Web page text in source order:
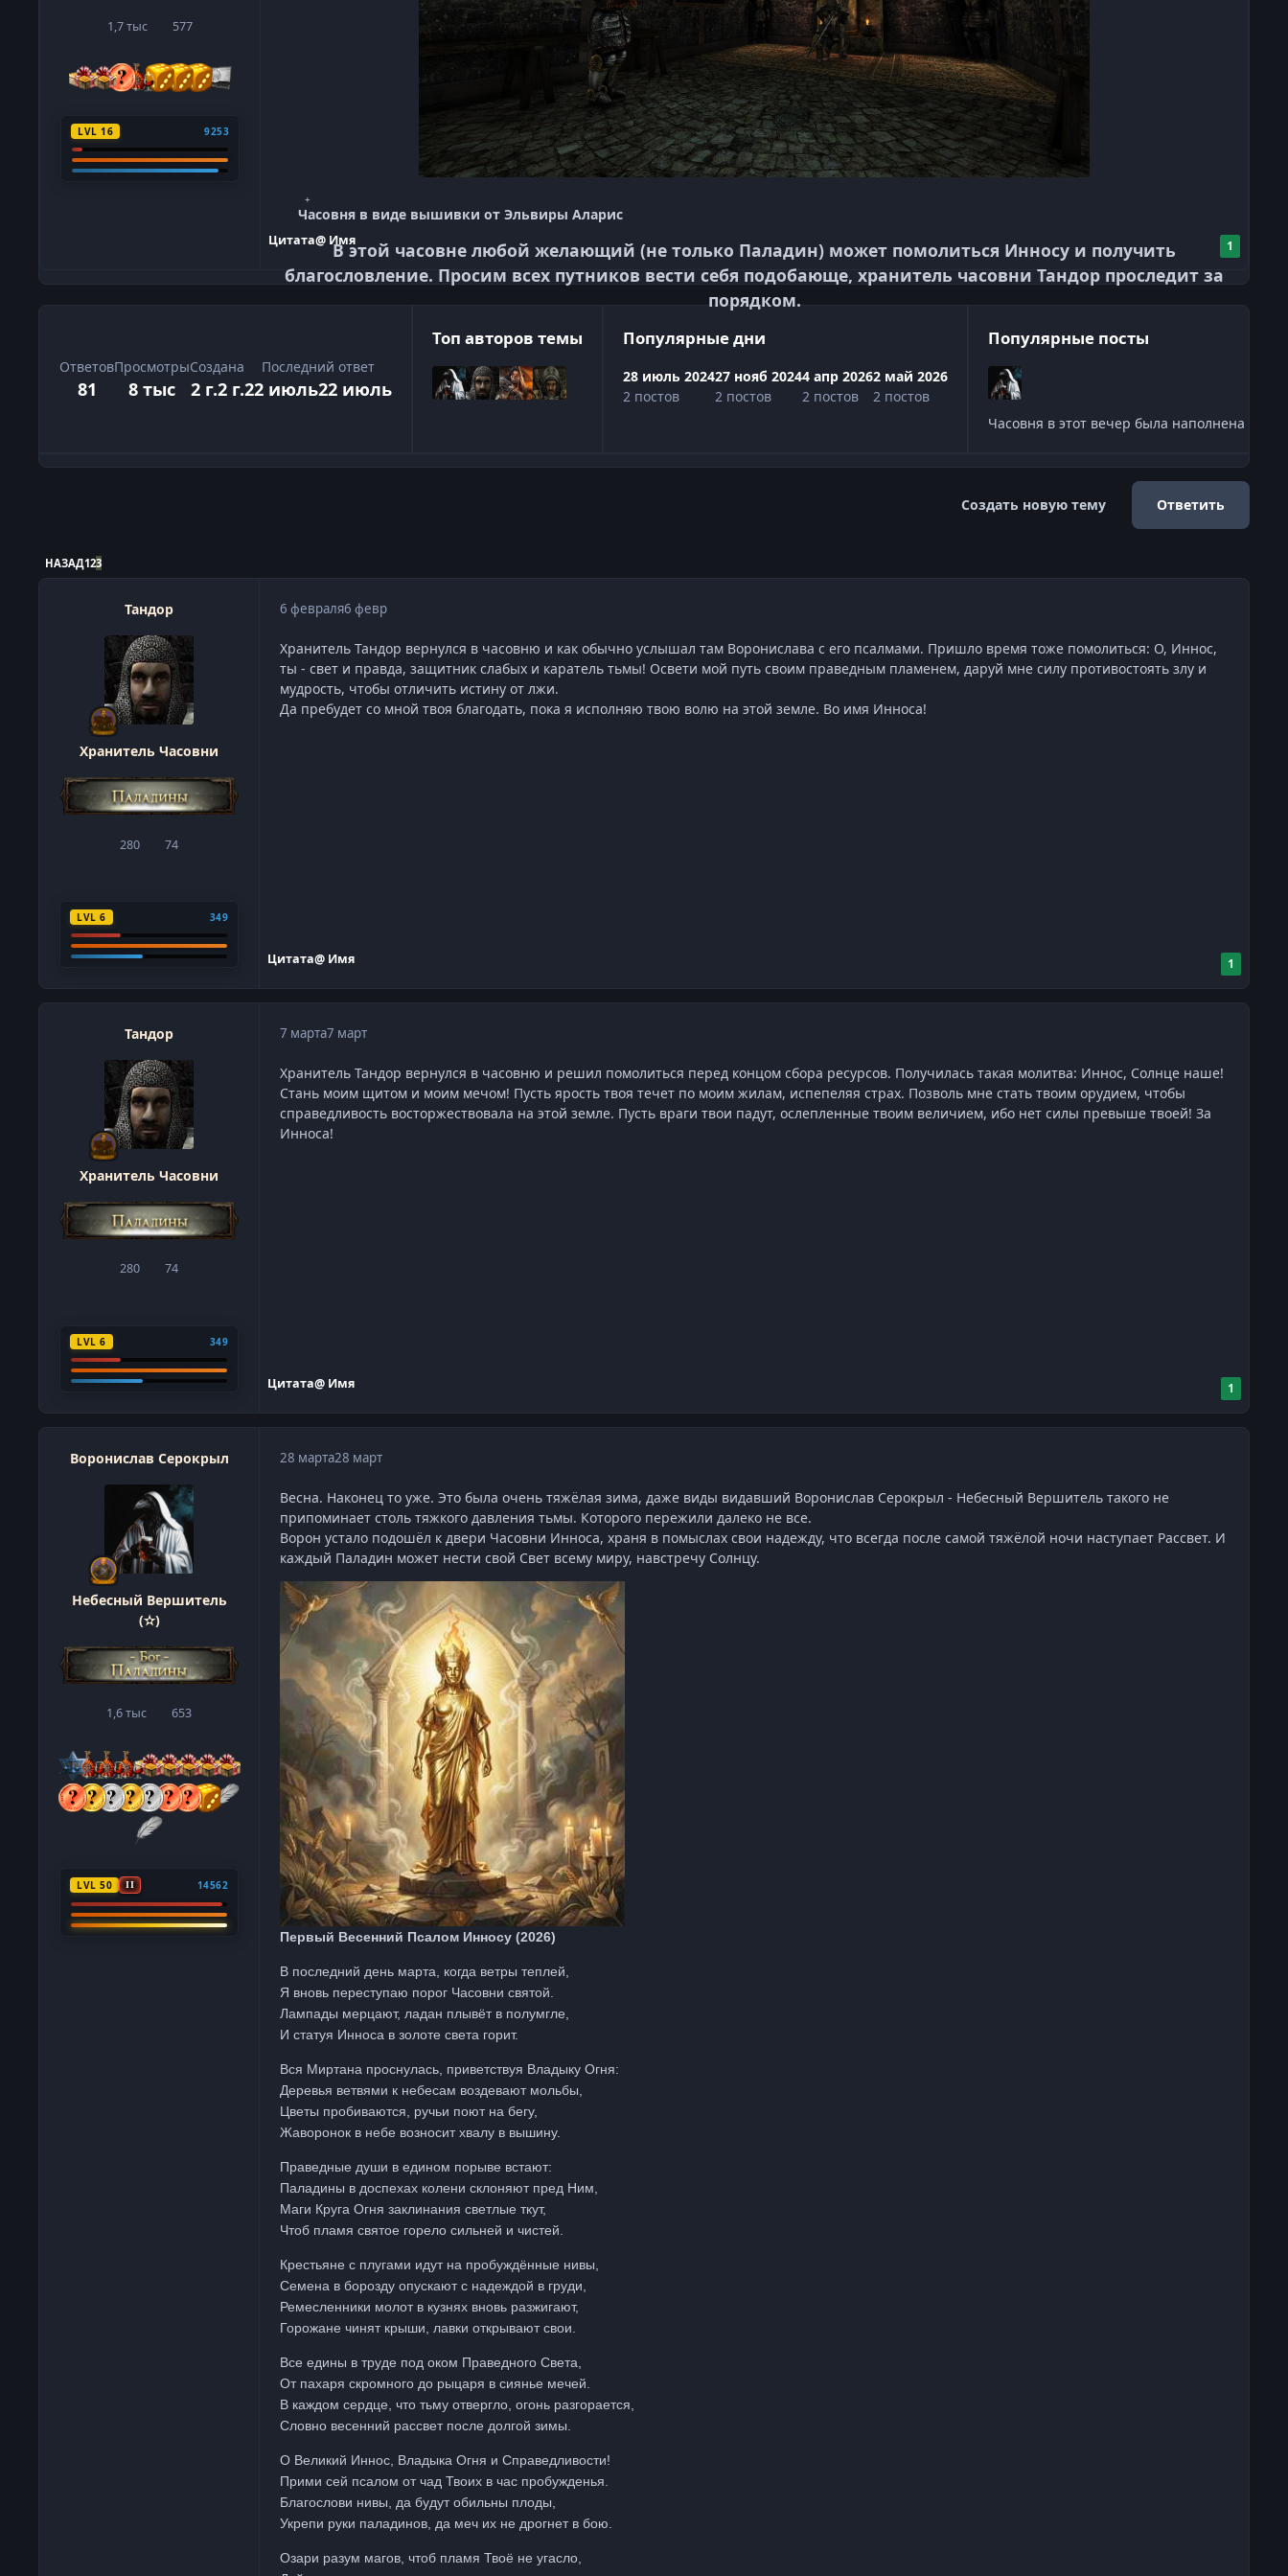
1,7 тыссообщения
577Репутация
LVL 16 9253
Часовня в виде вышивки от Эльвиры Аларис
В этой часовне любой желающий (не только Паладин) может помолиться Инносу и получить
благословление. Просим всех путников вести себя подобающе, хранитель часовни Тандор проследит за
порядком.
Цитата@ Имя 1
Ответов
81
Просмотры
8 тыс
Создана
2 г.2 г.
Последний ответ
22 июль22 июль
Топ авторов темы Популярные дни
28 июль 2024
2 постов
27 нояб 2024
2 постов
4 апр 2026
2 постов
2 май 2026
2 постов
Популярные посты
Часовня в этот вечер была наполнена
Развернуть обзор темы
Создать новую тему
Ответить
НАЗАД123
Тандор
Хранитель Часовни
280сообщения
74Репутация
LVL 6 349
6 февраля6 февр
Хранитель Тандор вернулся в часовню и как обычно услышал там Воронислава с его псалмами. Пришло время тоже помолиться: О, Иннос,
ты - свет и правда, защитник слабых и каратель тьмы! Освети мой путь своим праведным пламенем, даруй мне силу противостоять злу и
мудрость, чтобы отличить истину от лжи.
Да пребудет со мной твоя благодать, пока я исполняю твою волю на этой земле. Во имя Инноса!
Цитата@ Имя 1
Тандор
Хранитель Часовни
280сообщения
74Репутация
LVL 6 349
7 марта7 март
Хранитель Тандор вернулся в часовню и решил помолиться перед концом сбора ресурсов. Получилась такая молитва: Иннос, Солнце наше!
Стань моим щитом и моим мечом! Пусть ярость твоя течет по моим жилам, испепеляя страх. Позволь мне стать твоим орудием, чтобы
справедливость восторжествовала на этой земле. Пусть враги твои падут, ослепленные твоим величием, ибо нет силы превыше твоей! За
Инноса!
Цитата@ Имя 1
Воронислав Серокрыл
Небесный Вершитель
(✫)
1,6 тыссообщения
653Репутация
LVL 50 II 14562
28 марта28 март
Весна. Наконец то уже. Это была очень тяжёлая зима, даже виды видавший Воронислав Серокрыл - Небесный Вершитель такого не
припоминает столь тяжкого давления тьмы. Которого пережили далеко не все.
Ворон устало подошёл к двери Часовни Инноса, храня в помыслах свои надежду, что всегда после самой тяжёлой ночи наступает Рассвет. И
каждый Паладин может нести свой Свет всему миру, навстречу Солнцу.
Первый Весенний Псалом Инносу (2026)
В последний день марта, когда ветры теплей,
Я вновь переступаю порог Часовни святой.
Лампады мерцают, ладан плывёт в полумгле,
И статуя Инноса в золоте света горит.
Вся Миртана проснулась, приветствуя Владыку Огня:
Деревья ветвями к небесам воздевают мольбы,
Цветы пробиваются, ручьи поют на бегу,
Жаворонок в небе возносит хвалу в вышину.
Праведные души в едином порыве встают:
Паладины в доспехах колени склоняют пред Ним,
Маги Круга Огня заклинания светлые ткут,
Чтоб пламя святое горело сильней и чистей.
Крестьяне с плугами идут на пробуждённые нивы,
Семена в борозду опускают с надеждой в груди,
Ремесленники молот в кузнях вновь разжигают,
Горожане чинят крыши, лавки открывают свои.
Все едины в труде под оком Праведного Света,
От пахаря скромного до рыцаря в сиянье мечей.
В каждом сердце, что тьму отвергло, огонь разгорается,
Словно весенний рассвет после долгой зимы.
О Великий Иннос, Владыка Огня и Справедливости!
Прими сей псалом от чад Твоих в час пробужденья.
Благослови нивы, да будут обильны плоды,
Укрепи руки паладинов, да меч их не дрогнет в бою.
Озари разум магов, чтоб пламя Твоё не угасло,